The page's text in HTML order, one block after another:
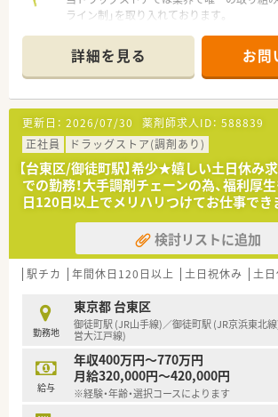
ライン制」を取り入れております。
わけ、それぞれをきちんと分業することで、
に集中し、高い専門性を発揮していただきま
馴染みのお客様とは、ご来店の度に会話を
くなりますので、全国チェーン店でありなが
局』としての細やかな接客が可能になります
詳細を見る お問
更新日： 2026/07/30 薬剤師求人ID： 588839
正社員
ドラッグストア(調剤あり)
【台東区/御徒町駅】希少★嬉しい土日休み
での勤務！大手調剤チェーンの為、福利厚
日120日以上でメリハリつけてお仕事で
検討リストに追加
駅チカ 年間休日120日以上 土日祝休み 土日
勤務地
東京都 台東区
御徒町駅 (JR山手線)／御徒町駅 (JR京浜東北
営大江戸線)
給与
年収400万円～770万円
月給320,000円～420,000円
※経験・年齢・選択コースによります